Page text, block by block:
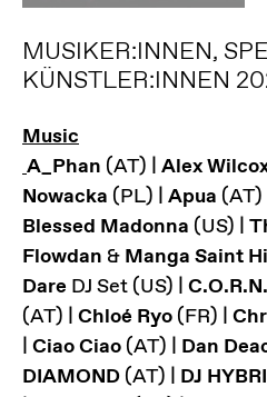
MUSIKER:INNEN,
KÜNSTLER:INNEN
Music
A_Phan (AT) | Alex
Nowacka (PL) | Apua (AT) |
Blessed Madonna (US) |
Flowdan & Manga Saint
Dare DJ Set (US) |
(AT) | Chloé Ryo (FR) |
Ciao Ciao (AT) | Dan
DIAMOND (AT) | DJ